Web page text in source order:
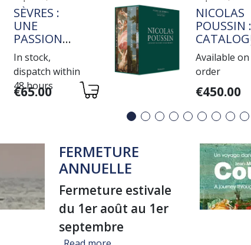
TITRE
SÈVRES :
UNE
PASSION
ROTHSCHILD
In stock,
dispatch within
48 hours
Variations
€65.00
TITRE
NICOLAS
POUSSIN :
RAISONNÉ
DE
PEINT
Available on
order
Variations
€450.00
FERMETURE
ANNUELLE
Fermeture estivale
du 1er août au 1er
septembre